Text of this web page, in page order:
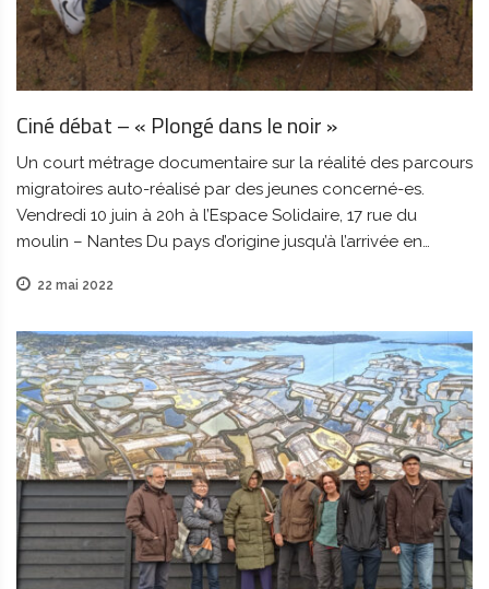
Ciné débat – « Plongé dans le noir »
Un court métrage documentaire sur la réalité des parcours
migratoires auto-réalisé par des jeunes concerné-es.
Vendredi 10 juin à 20h à l’Espace Solidaire, 17 rue du
moulin – Nantes Du pays d’origine jusqu’à l’arrivée en…
22 mai 2022